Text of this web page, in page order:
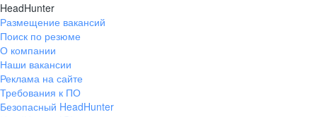
HeadHunter
Размещение вакансий
Поиск по резюме
О компании
Наши вакансии
Реклама на сайте
Требования к ПО
Безопасный HeadHunter